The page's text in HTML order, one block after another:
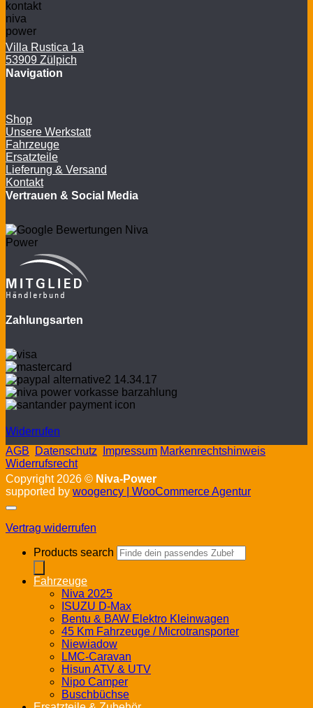
Villa Rustica 1a
53909 Zülpich
Navigation
Shop
Unsere Werkstatt
Fahrzeuge
Ersatzteile
Lieferung & Versand
Kontakt
Vertrauen & Social Media
Zahlungsarten
Widerrufen
AGB
Datenschutz Impressum Markenrechtshinweis
Widerrufsrecht
Copyright 2026 © Niva-Power
supported by woogency | WooCommerce Agentur
Vertrag widerrufen
Products search
Fahrzeuge
Niva 2025
ISUZU D-Max
Bentu & BAW Elektro Kleinwagen
45 Km Fahrzeuge / Microtransporter
Niewiadow
LMC-Caravan
Hisun ATV & UTV
Nipo Camper
Buschbüchse